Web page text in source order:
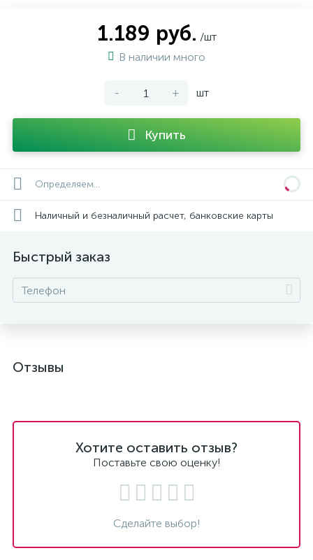
1.189 руб. /шт
В наличии много
- + шт
Купить
Определяем...
Наличный и безналичный расчет, банковские карты
Быстрый заказ
Отзывы
Хотите оставить отзыв?
Поставьте свою оценку!
Сделайте выбор!